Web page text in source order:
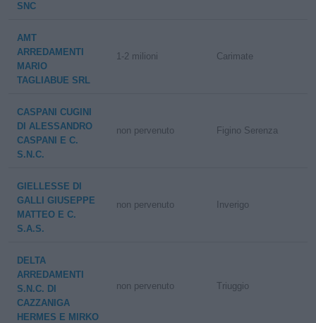
SNC
AMT
ARREDAMENTI
MARIO
TAGLIABUE SRL
1-2 milioni Carimate
CASPANI CUGINI
DI ALESSANDRO
CASPANI E C.
S.N.C.
non pervenuto Figino Serenza
GIELLESSE DI
GALLI GIUSEPPE
MATTEO E C.
S.A.S.
non pervenuto Inverigo
DELTA
ARREDAMENTI
S.N.C. DI
CAZZANIGA
HERMES E MIRKO
non pervenuto Triuggio